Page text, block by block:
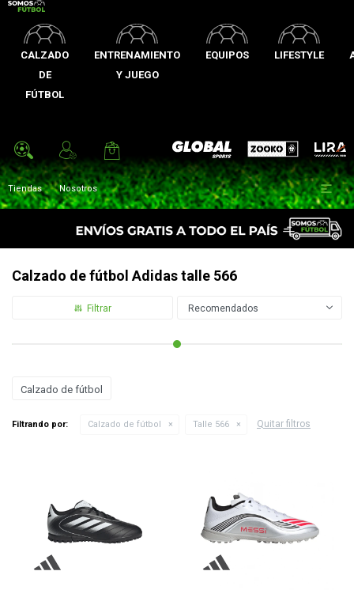
CALZADO
DE
FÚTBOL
ENTRENAMIENTO
Y JUEGO
EQUIPOS LIFESTYLE
Global Sports Zooko Lira
Tiendas Nosotros 
Calzado de fútbol Adidas talle 566
Recomendados
Calzado de fútbol
Filtrando por: Calzado de fútbol Talle 566 Quitar filtros